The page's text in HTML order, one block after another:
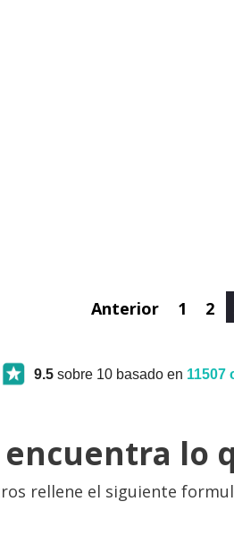
Anterior 1 2
9.5 sobre 10 basado en 11507
encuentra lo
rellene el siguiente